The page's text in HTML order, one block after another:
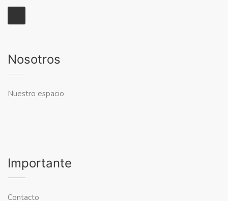
Nosotros
Nuestro espacio
Importante
Contacto